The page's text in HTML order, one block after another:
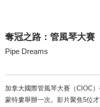
奪冠之路：管風琴大賽
Pipe Dreams
加拿大國際管風琴大賽（CIOC
蒙特婁舉辦一次。影片聚焦5位